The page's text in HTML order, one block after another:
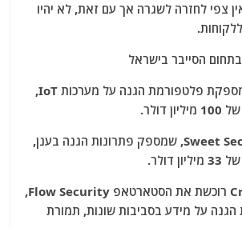
צפי לחזרה לשגרה אך עם זאת, לא יהיו
בתחום הסייבר בישראל
חברת Claroty, המספקת פלטפורמת הגנה על מערכות IoT,
הסטארטאפ Sweet Security, שמספק פתרונות הגנה בענן,
חברת Crowdstrike רוכשת את הסטארטאפ Flow Security,
על מידע בסביבות שונות, תמורת